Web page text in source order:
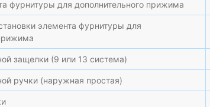
фурнитуры для дополнительного прижима
элемента фурнитуры для
защелки (9 или 13 система)
ручки (наружная простая)